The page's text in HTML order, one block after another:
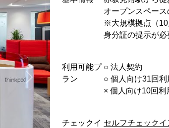
オープンスペース
※大規模拠点（10
身分証の提示が必
利用可能プ
ラン
○︎ 法人契約
○︎ 個人向け31回利
× 個人向け10回
チェックイ セルフチェックイ